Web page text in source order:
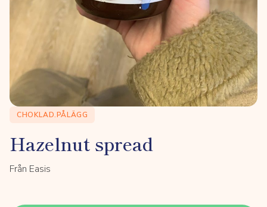
CHOKLAD.PÅLÄGG
Hazelnut spread
Från Easis